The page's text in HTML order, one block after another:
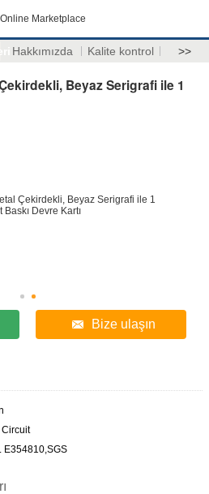
Marketplace
Hakkımızda Kalite kontrol >>
Beyaz Serigrafi ile 1
Bize ulaşın
Circuit
E354810,SGS